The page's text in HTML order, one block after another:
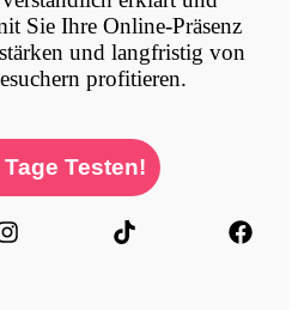
Sie Ihre Online-Präsenz
und langfristig von
profitieren.
Testen!